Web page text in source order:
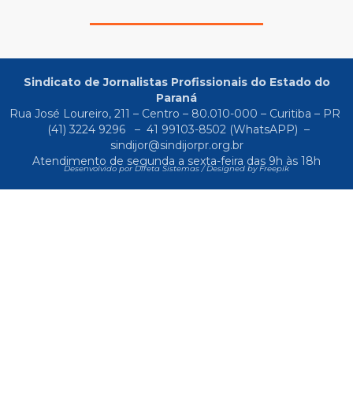
Sindicato de Jornalistas Profissionais do Estado do
Paraná
Rua José Loureiro, 211 – Centro – 80.010-000 – Curitiba – PR
(41) 3224 9296
– 41 99103-8502(WhatsAPP) –
sindijor@sindijorpr.org.br
Atendimento de segunda a sexta-feira das 9h às 18h
Desenvolvido por Direta Sistemas /Designed by Freepik